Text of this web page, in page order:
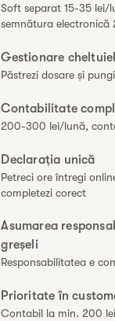
Soft separat 15-35 lei/
semnătura electronică
Gestionare
Păstrezi dosare și
Contabilitate
200-300 lei/lună,
Declarația unică
Petreci ore întregi
completezi corect
Asumarea
greșeli
Responsabilitatea e
Prioritate în
Contabil la min. 200